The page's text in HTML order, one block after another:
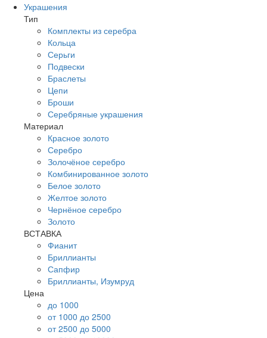
Украшения
Тип
Комплекты из серебра
Кольца
Серьги
Подвески
Браслеты
Цепи
Броши
Серебряные украшения
Материал
Красное золото
Серебро
Золочёное серебро
Комбинированное золото
Белое золото
Желтое золото
Чернёное серебро
Золото
ВСТАВКА
Фианит
Бриллианты
Сапфир
Бриллианты, Изумруд
Цена
до 1000
от 1000 до 2500
от 2500 до 5000